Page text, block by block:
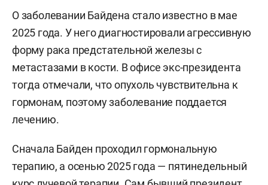
О заболевании Байдена стало известно в мае
2025 года. У него диагностировали агрессивную
форму рака предстательной железы с
метастазами в кости. В офисе экс-президента
тогда отмечали, что опухоль чувствительна к
гормонам, поэтому заболевание поддается
лечению.
Сначала Байден проходил гормональную
терапию, а осенью 2025 года — пятинедельный